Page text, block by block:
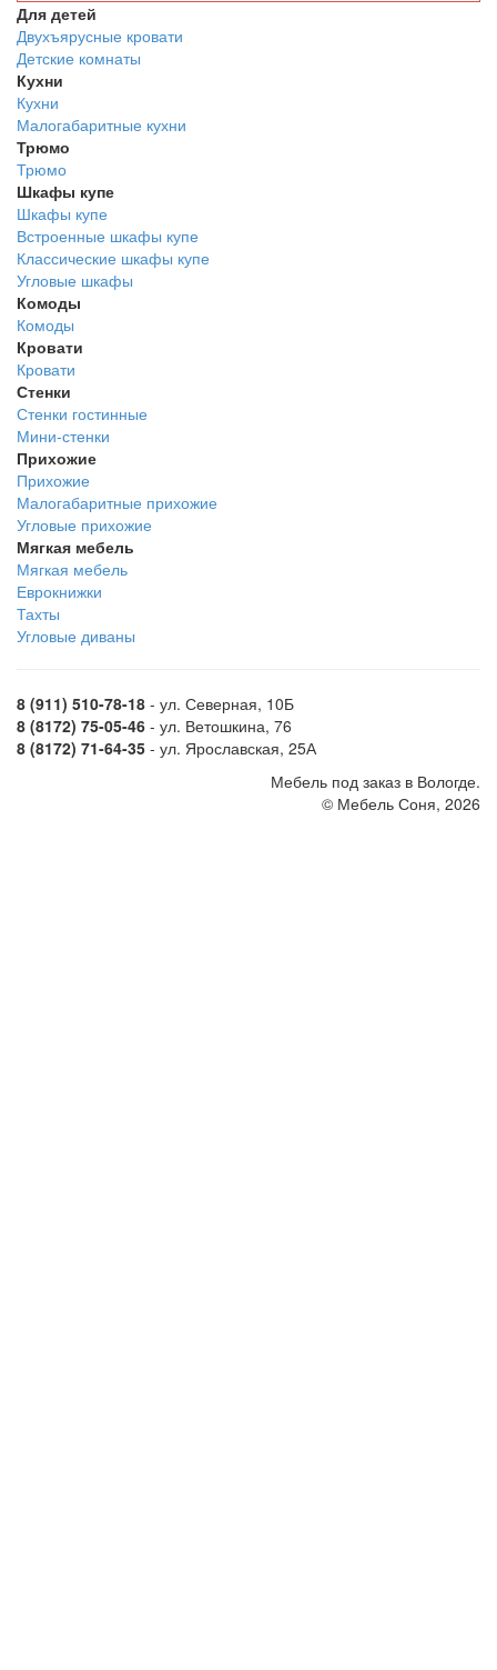
Для детей
Двухъярусные кровати
Детские комнаты
Кухни
Кухни
Малогабаритные кухни
Трюмо
Трюмо
Шкафы купе
Шкафы купе
Встроенные шкафы купе
Классические шкафы купе
Угловые шкафы
Комоды
Комоды
Кровати
Кровати
Стенки
Стенки гостинные
Мини-стенки
Прихожие
Прихожие
Малогабаритные прихожие
Угловые прихожие
Мягкая мебель
Мягкая мебель
Еврокнижки
Тахты
Угловые диваны
8 (911) 510-78-18 - ул. Северная, 10Б
8 (8172) 75-05-46 - ул. Ветошкина, 76
8 (8172) 71-64-35 - ул. Ярославская, 25А
Мебель под заказ в Вологде.
© Мебель Соня, 2026